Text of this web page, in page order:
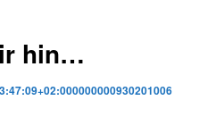
hin…